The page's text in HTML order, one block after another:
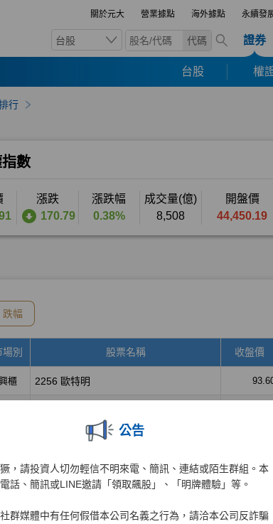
關於元大 營業據點 海外據點 永續發
台股 代碼 證券
台股 權
公告
，請投資人切勿輕信不明來電、簡訊、連結或陌生群組。本
話、簡訊或LINE邀請「領取飆股」、「明牌體驗」等。
群媒體中有任何假借本公司名義之行為，請洽本公司反詐騙
行